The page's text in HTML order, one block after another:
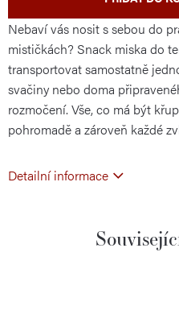
Nebaví vás nosit s sebou do
mističkách? Snack miska do
transportovat samostatně
svačiny nebo doma
rozmočení. Vše, co má být
pohromadě a zároveň každé
Detailní informace